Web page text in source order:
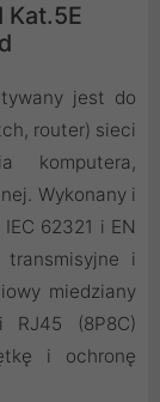
Kat.5E
jest do
router) sieci
komputera,
Wykonany i
62321 i EN
transmisyjne i
miedziany
RJ45 (8P8C)
i ochronę